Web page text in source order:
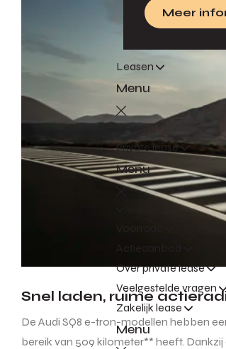
Meer
Leasen
Menu
Private lease
Menu
Over private lease
Veelgestelde vragen
Zakelijk lease
Menu
Snel laden, ruime
De Audi SQ8 e-tron-modellen hebben
bereik van 509 kilometer** heeft.